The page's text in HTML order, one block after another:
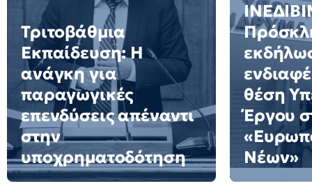
Τριτοβάθμια
Εκπαίδευση: Η
ανάγκη για
παραγωγικές
επενδύσεις απέναντι
στην
υποχρηματοδότηση
θέση
Έργου
Νέων»